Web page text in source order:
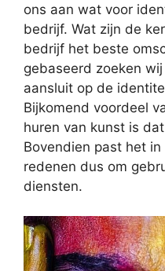
ons aan wat voor
bedrijf. Wat zijn de
bedrijf het beste
gebaseerd zoeken
aansluit op de
Bijkomend voordeel
huren van kunst is
Bovendien past het
redenen dus om
diensten.